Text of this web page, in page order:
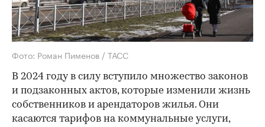
Фото: Роман Пименов / ТАСС
В 2024 году в силу вступило множество законов
и подзаконных актов, которые изменили жизнь
собственников и арендаторов жилья. Они
касаются тарифов на коммунальные услуги,